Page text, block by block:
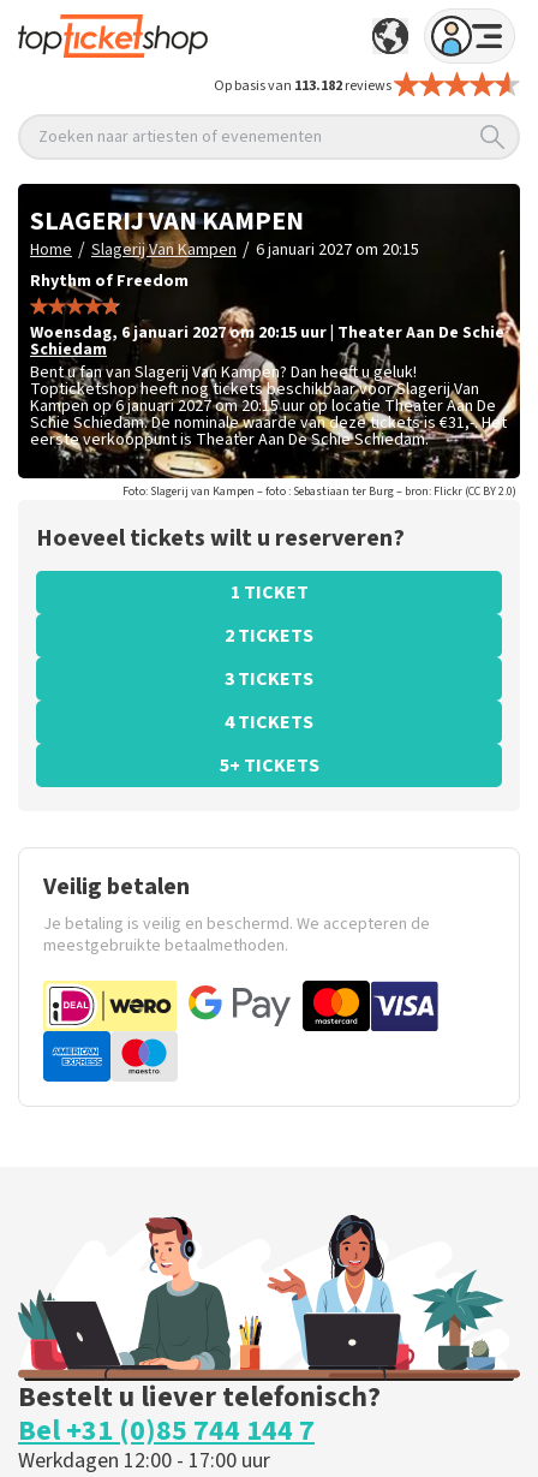
Op basis van 113.182reviews
Zoeken naar artiesten of evenementen
SLAGERIJ VAN KAMPEN
Home / Slagerij Van Kampen / 6 januari 2027 om 20:15
Rhythm of Freedom
woensdag, 6 januari 2027 om 20:15 uur Theater Aan De Schie
Schiedam
Bent u fan van Slagerij Van Kampen? Dan heeft u geluk!
Topticketshop heeft nog tickets beschikbaar voor Slagerij Van
Kampen op 6 januari 2027 om 20:15 uur op locatie Theater Aan De
Schie Schiedam. De nominale waarde van deze tickets is€31,-. Het
eerste verkooppunt is Theater Aan De Schie Schiedam.
Foto: Slagerij van Kampen – foto : Sebastiaan ter Burg – bron: Flickr (CC BY 2.0)
Hoeveel tickets wilt u reserveren?
1 TICKET
2 TICKETS
3 TICKETS
4 TICKETS
5+ TICKETS
Veilig betalen
Je betaling is veilig en beschermd. We accepteren de
meestgebruikte betaalmethoden.
Bestelt u liever telefonisch?
Bel +31 (0)85 744 144 7
Werkdagen 12:00 - 17:00 uur